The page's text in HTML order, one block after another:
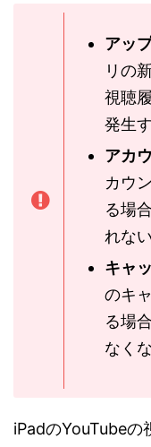
アッ
リの
視聴
発生
アカ
カウ
る場
れな
キャ
のキ
る場
なく
iPadのYouTubeの